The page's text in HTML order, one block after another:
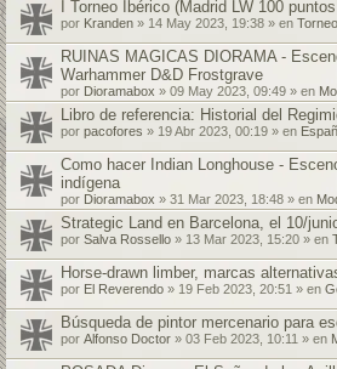
I Torneo Ibérico (Madrid LW 100
por Kranden » 14 May 2023, 19:38 » en
RUINAS MAGICAS DIORAMA -
Warhammer D&D Frostgrave
por Dioramabox » 09 May 2023, 09:49 » en
Libro de referencia: Historial del
por pacofores » 19 Abr 2023, 00:19 » en
Como hacer Indian Longhouse -
indígena
por Dioramabox » 31 Mar 2023, 18:48 » en
Strategic Land en Barcelona, el 10/
por Salva Rossello » 13 Mar 2023, 15:20 » en
Horse-drawn limber, marcas
por El Reverendo » 19 Feb 2023, 20:51 » en
Búsqueda de pintor mercenario para
por Alfonso Doctor » 03 Feb 2023, 10:11 » en